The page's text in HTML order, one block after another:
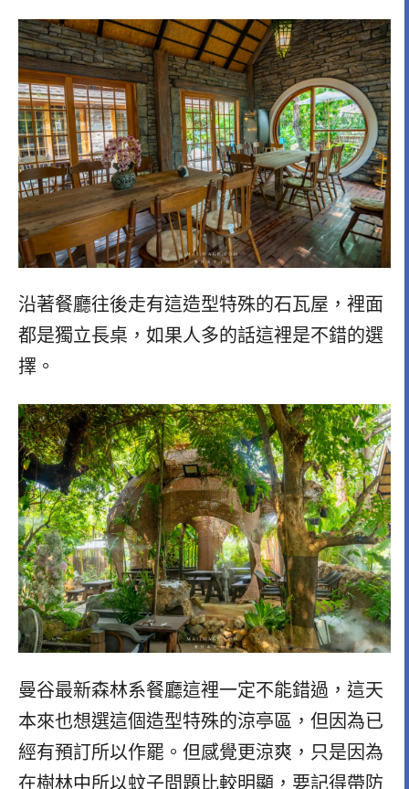
沿著餐廳往後走有這造型特殊的石瓦屋，裡面
都是獨立長桌，如果人多的話這裡是不錯的選
擇。
曼谷最新森林系餐廳這裡一定不能錯過，這天
本來也想選這個造型特殊的涼亭區，但因為已
經有預訂所以作罷。但感覺更涼爽，只是因為
在樹林中所以蚊子問題比較明顯，要記得帶防